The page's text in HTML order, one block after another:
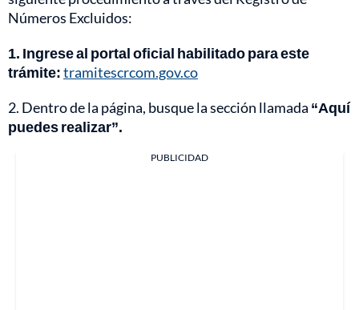
Números Excluidos:
1. Ingrese al portal oficial habilitado para este
trámite:tramitescrcom.gov.co
2. Dentro de la página, busque la sección llamada “Aquí
puedes realizar”.
PUBLICIDAD